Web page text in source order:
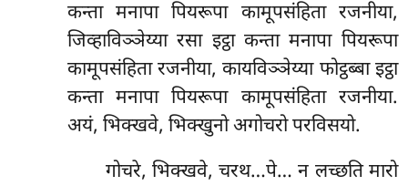
कन्ता मनापा पियरूपा कामूपसंहिता रजनीया,
जिव्हाविञ्ञेय्या रसा इट्ठा कन्ता मनापा पियरूपा
कामूपसंहिता रजनीया, कायविञ्ञेय्या फोट्ठब्बा इट्ठा
कन्ता मनापा पियरूपा कामूपसंहिता रजनीया.
अयं, भिक्खवे, भिक्खुनो अगोचरो परविसयो.
गोचरे, भिक्खवे, चरथ…पे… न लच्छति मारो